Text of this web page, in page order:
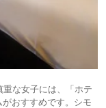
な女子には、「ホテ
おすすめです。シモ